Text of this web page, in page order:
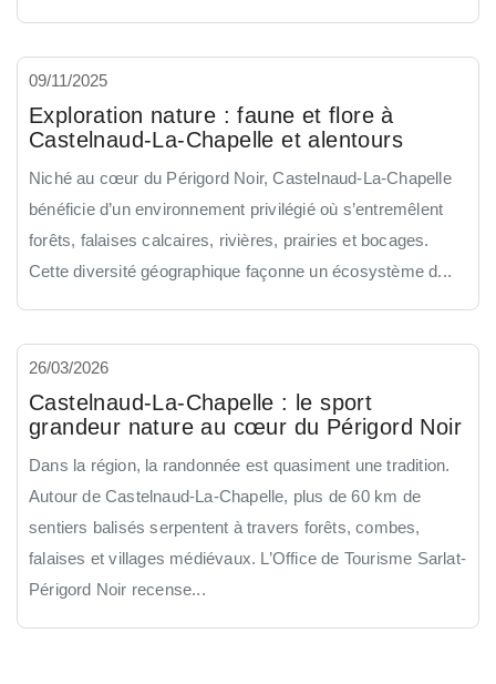
09/11/2025
Exploration nature : faune et flore à
Castelnaud-La-Chapelle et alentours
Niché au cœur du Périgord Noir, Castelnaud-La-Chapelle
bénéficie d’un environnement privilégié où s’entremêlent
forêts, falaises calcaires, rivières, prairies et bocages.
Cette diversité géographique façonne un écosystème d...
26/03/2026
Castelnaud-La-Chapelle : le sport
grandeur nature au cœur du Périgord Noir
Dans la région, la randonnée est quasiment une tradition.
Autour de Castelnaud-La-Chapelle, plus de 60 km de
sentiers balisés serpentent à travers forêts, combes,
falaises et villages médiévaux. L’Office de Tourisme Sarlat-
Périgord Noir recense...